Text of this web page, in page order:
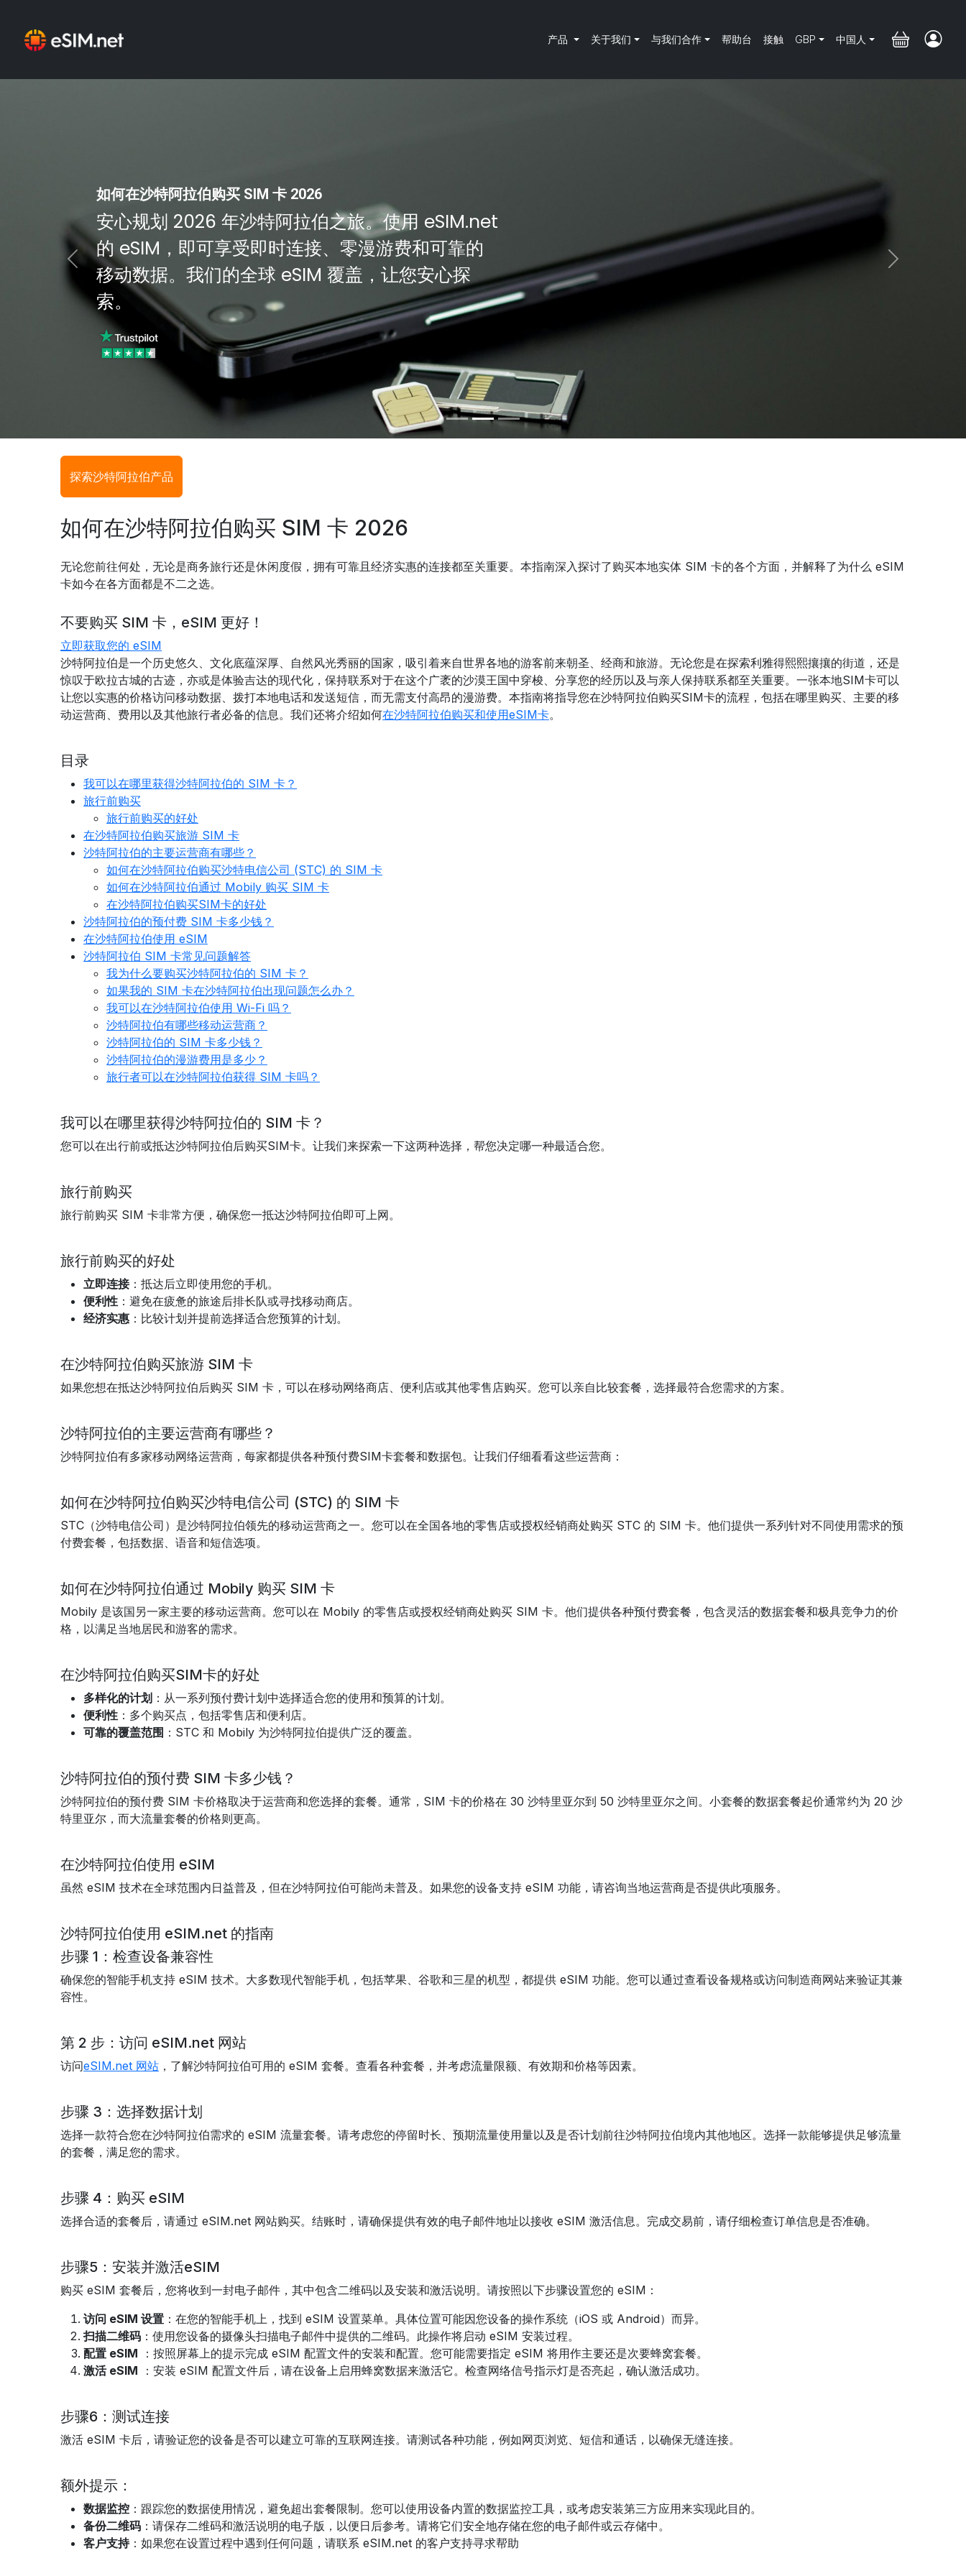
产品 关于我们 与我们合作 帮助台 接触 GBP 中国人
如何在沙特阿拉伯购买 SIM 卡 2026
安心规划 2026 年沙特阿拉伯之旅。使用 eSIM.net
的 eSIM，即可享受即时连接、零漫游费和可靠的
移动数据。我们的全球 eSIM 覆盖，让您安心探
索。
Previous Next
探索沙特阿拉伯产品
如何在沙特阿拉伯购买 SIM 卡 2026
无论您前往何处，无论是商务旅行还是休闲度假，拥有可靠且经济实惠的连接都至关重要。本指南深入探讨了购买本地实体 SIM 卡的各个方面，并解释了为什么 eSIM
卡如今在各方面都是不二之选。
不要购买 SIM 卡，eSIM 更好！
立即获取您的 eSIM
沙特阿拉伯是一个历史悠久、文化底蕴深厚、自然风光秀丽的国家，吸引着来自世界各地的游客前来朝圣、经商和旅游。无论您是在探索利雅得熙熙攘攘的街道，还是
惊叹于欧拉古城的古迹，亦或是体验吉达的现代化，保持联系对于在这个广袤的沙漠王国中穿梭、分享您的经历以及与亲人保持联系都至关重要。一张本地SIM卡可以
让您以实惠的价格访问移动数据、拨打本地电话和发送短信，而无需支付高昂的漫游费。本指南将指导您在沙特阿拉伯购买SIM卡的流程，包括在哪里购买、主要的移
动运营商、费用以及其他旅行者必备的信息。我们还将介绍如何在沙特阿拉伯购买和使用eSIM卡。
目录
我可以在哪里获得沙特阿拉伯的 SIM 卡？
旅行前购买
旅行前购买的好处
在沙特阿拉伯购买旅游 SIM 卡
沙特阿拉伯的主要运营商有哪些？
如何在沙特阿拉伯购买沙特电信公司 (STC) 的 SIM 卡
如何在沙特阿拉伯通过 Mobily 购买 SIM 卡
在沙特阿拉伯购买SIM卡的好处
沙特阿拉伯的预付费 SIM 卡多少钱？
在沙特阿拉伯使用 eSIM
沙特阿拉伯 SIM 卡常见问题解答
我为什么要购买沙特阿拉伯的 SIM 卡？
如果我的 SIM 卡在沙特阿拉伯出现问题怎么办？
我可以在沙特阿拉伯使用 Wi-Fi 吗？
沙特阿拉伯有哪些移动运营商？
沙特阿拉伯的 SIM 卡多少钱？
沙特阿拉伯的漫游费用是多少？
旅行者可以在沙特阿拉伯获得 SIM 卡吗？
我可以在哪里获得沙特阿拉伯的 SIM 卡？
您可以在出行前或抵达沙特阿拉伯后购买SIM卡。让我们来探索一下这两种选择，帮您决定哪一种最适合您。
旅行前购买
旅行前购买 SIM 卡非常方便，确保您一抵达沙特阿拉伯即可上网。
旅行前购买的好处
立即连接：抵达后立即使用您的手机。
便利性 ：避免在疲惫的旅途后排长队或寻找移动商店。
经济实惠 ：比较计划并提前选择适合您预算的计划。
在沙特阿拉伯购买旅游 SIM 卡
如果您想在抵达沙特阿拉伯后购买 SIM 卡，可以在移动网络商店、便利店或其他零售店购买。您可以亲自比较套餐，选择最符合您需求的方案。
沙特阿拉伯的主要运营商有哪些？
沙特阿拉伯有多家移动网络运营商，每家都提供各种预付费SIM卡套餐和数据包。让我们仔细看看这些运营商：
如何在沙特阿拉伯购买沙特电信公司 (STC) 的 SIM 卡
STC（沙特电信公司）是沙特阿拉伯领先的移动运营商之一。您可以在全国各地的零售店或授权经销商处购买 STC 的 SIM 卡。他们提供一系列针对不同使用需求的预
付费套餐，包括数据、语音和短信选项。
如何在沙特阿拉伯通过 Mobily 购买 SIM 卡
Mobily 是该国另一家主要的移动运营商。您可以在 Mobily 的零售店或授权经销商处购买 SIM 卡。他们提供各种预付费套餐，包含灵活的数据套餐和极具竞争力的价
格，以满足当地居民和游客的需求。
在沙特阿拉伯购买SIM卡的好处
多样化的计划 ：从一系列预付费计划中选择适合您的使用和预算的计划。
便利性 ：多个购买点，包括零售店和便利店。
可靠的覆盖范围 ：STC 和 Mobily 为沙特阿拉伯提供广泛的覆盖。
沙特阿拉伯的预付费 SIM 卡多少钱？
沙特阿拉伯的预付费 SIM 卡价格取决于运营商和您选择的套餐。通常，SIM 卡的价格在 30 沙特里亚尔到 50 沙特里亚尔之间。小套餐的数据套餐起价通常约为 20 沙
特里亚尔，而大流量套餐的价格则更高。
在沙特阿拉伯使用 eSIM
虽然 eSIM 技术在全球范围内日益普及，但在沙特阿拉伯可能尚未普及。如果您的设备支持 eSIM 功能，请咨询当地运营商是否提供此项服务。
沙特阿拉伯使用 eSIM.net 的指南
步骤 1：检查设备兼容性
确保您的智能手机支持 eSIM 技术。大多数现代智能手机，包括苹果、谷歌和三星的机型，都提供 eSIM 功能。您可以通过查看设备规格或访问制造商网站来验证其兼
容性。
第 2 步：访问 eSIM.net 网站
访问eSIM.net 网站 ，了解沙特阿拉伯可用的 eSIM 套餐。查看各种套餐，并考虑流量限额、有效期和价格等因素。
步骤 3：选择数据计划
选择一款符合您在沙特阿拉伯需求的 eSIM 流量套餐。请考虑您的停留时长、预期流量使用量以及是否计划前往沙特阿拉伯境内其他地区。选择一款能够提供足够流量
的套餐，满足您的需求。
步骤 4：购买 eSIM
选择合适的套餐后，请通过 eSIM.net 网站购买。结账时，请确保提供有效的电子邮件地址以接收 eSIM 激活信息。完成交易前，请仔细检查订单信息是否准确。
步骤5：安装并激活eSIM
购买 eSIM 套餐后，您将收到一封电子邮件，其中包含二维码以及安装和激活说明。请按照以下步骤设置您的 eSIM：
访问 eSIM 设置 ：在您的智能手机上，找到 eSIM 设置菜单。具体位置可能因您设备的操作系统（iOS 或 Android）而异。
扫描二维码 ：使用您设备的摄像头扫描电子邮件中提供的二维码。此操作将启动 eSIM 安装过程。
配置 eSIM ：按照屏幕上的提示完成 eSIM 配置文件的安装和配置。您可能需要指定 eSIM 将用作主要还是次要蜂窝套餐。
激活 eSIM ：安装 eSIM 配置文件后，请在设备上启用蜂窝数据来激活它。检查网络信号指示灯是否亮起，确认激活成功。
步骤6：测试连接
激活 eSIM 卡后，请验证您的设备是否可以建立可靠的互联网连接。请测试各种功能，例如网页浏览、短信和通话，以确保无缝连接。
额外提示：
数据监控 ：跟踪您的数据使用情况，避免超出套餐限制。您可以使用设备内置的数据监控工具，或考虑安装第三方应用来实现此目的。
备份二维码 ：请保存二维码和激活说明的电子版，以便日后参考。请将它们安全地存储在您的电子邮件或云存储中。
客户支持：如果您在设置过程中遇到任何问题，请联系 eSIM.net 的客户支持寻求帮助